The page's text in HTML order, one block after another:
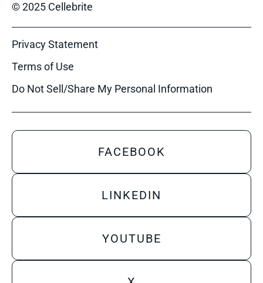
© 2025 Cellebrite
Privacy Statement
Terms of Use
Do Not Sell/Share My Personal Information
FACEBOOK
LINKEDIN
YOUTUBE